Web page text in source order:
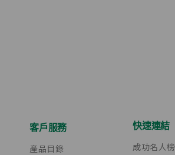
客戶服務
產品目錄
快速連結
成功名人榜